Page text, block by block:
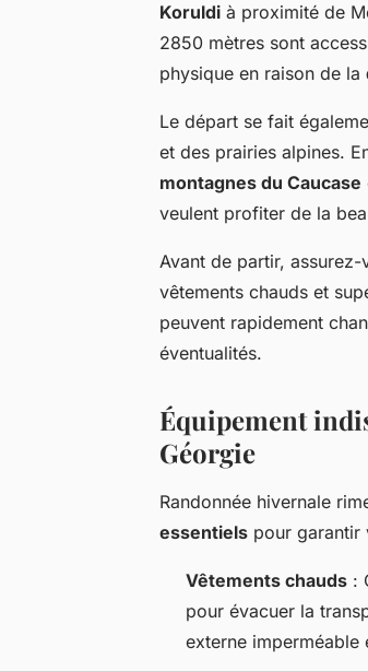
Koruldi à proximité de
2850 mètres sont
physique en raison de la
Le départ se fait
et des prairies alpines.
montagnes du Caucase
veulent profiter de la
Avant de partir,
vêtements chauds et
peuvent rapidement
éventualités.
Équipement
Géorgie
Randonnée hivernale
essentiels pour garantir
Vêtements chauds :
pour évacuer la
externe imperméable